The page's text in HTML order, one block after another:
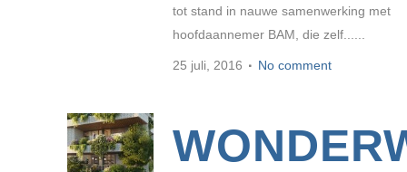
tot stand in nauwe samenwerking met
hoofdaannemer BAM, die zelf......
25 juli, 2016 No comment